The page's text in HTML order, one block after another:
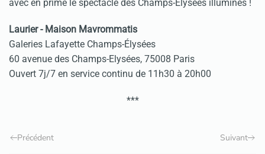
avec en prime le spectacle des Champs-Elysées illuminés !
Laurier - Maison Mavrommatis
Galeries Lafayette Champs-Élysées
60 avenue des Champs-Elysées, 75008 Paris
Ouvert 7j/7 en service continu de 11h30 à 20h00
***
Précédent Suivant